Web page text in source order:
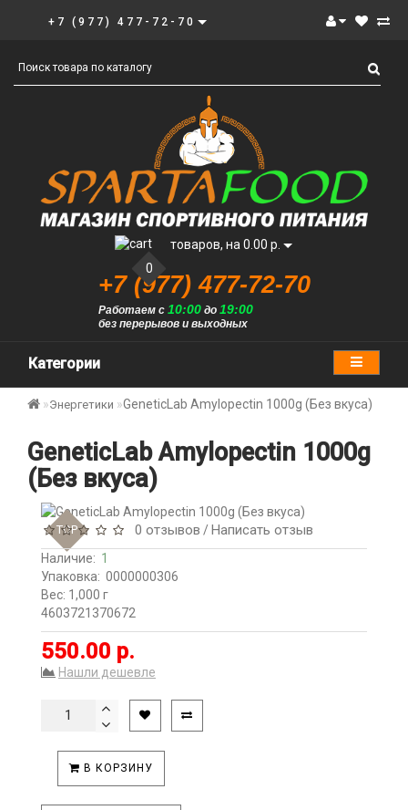
+7 (977) 477-72-70
0
товаров, на 0.00 р.
+7 (977) 477-72-70
Работаем с 10:00до 19:00
без перерывов и выходных
Категории
Энергетики GeneticLab Amylopectin 1000g (Без вкуса)
GeneticLab Amylopectin 1000g
(Без вкуса)
TOP 0 отзывов /Написать отзыв
Наличие: 1
Упаковка: 0000000306
Вес: 1,000 г
4603721370672
550.00 р.
Нашли дешевле
В КОРЗИНУ